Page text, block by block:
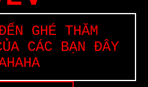
GHÉ THĂM
CÁC BẠN ĐÂY